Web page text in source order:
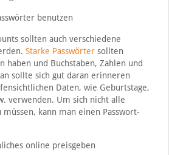
benutzen
sollten auch verschiedene
Starke Passwörtersollten
haben und Buchstaben, Zahlen und
sollte sich gut daran erinneren
Daten, wie Geburtstage,
verwenden. Um sich nicht alle
kann man einen Passwort-
online preisgeben